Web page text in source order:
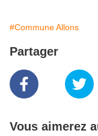
#Commune Allons
Partager
Vous aimerez